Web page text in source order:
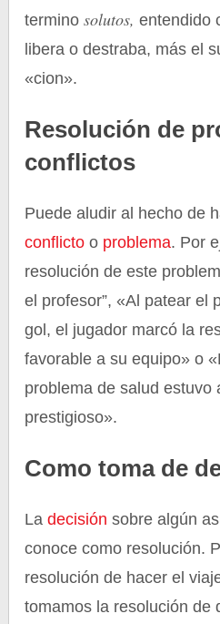
terminosolutos,entendido
libera o destraba, más el
«cion».
Resolución de
conflictos
Puede aludir al hecho de
conflicto o problema. Por
resolución de este
el profesor”, «Al patear el
gol, el jugador marcó la
favorable a su equipo» o
problema de salud estuvo
prestigioso».
Como toma de
Ladecisión sobre algún
conoce como resolución.
resolución de hacer el
tomamos la resolución de